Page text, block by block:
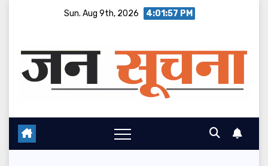
Sun. Aug 9th, 2026 4:01:58 PM